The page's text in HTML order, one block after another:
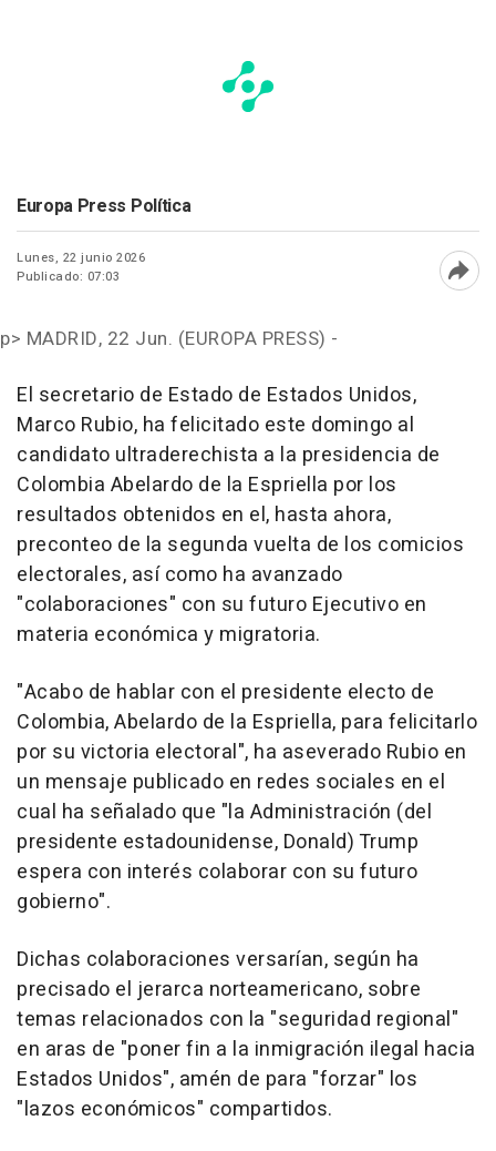
Europa Press Política
Lunes, 22 junio 2026
Publicado: 07:03
p> MADRID, 22 Jun. (EUROPA PRESS) -
El secretario de Estado de Estados Unidos,
Marco Rubio, ha felicitado este domingo al
candidato ultraderechista a la presidencia de
Colombia Abelardo de la Espriella por los
resultados obtenidos en el, hasta ahora,
preconteo de la segunda vuelta de los comicios
electorales, así como ha avanzado
"colaboraciones" con su futuro Ejecutivo en
materia económica y migratoria.
"Acabo de hablar con el presidente electo de
Colombia, Abelardo de la Espriella, para felicitarlo
por su victoria electoral", ha aseverado Rubio en
un mensaje publicado en redes sociales en el
cual ha señalado que "la Administración (del
presidente estadounidense, Donald) Trump
espera con interés colaborar con su futuro
gobierno".
Dichas colaboraciones versarían, según ha
precisado el jerarca norteamericano, sobre
temas relacionados con la "seguridad regional"
en aras de "poner fin a la inmigración ilegal hacia
Estados Unidos", amén de para "forzar" los
"lazos económicos" compartidos.